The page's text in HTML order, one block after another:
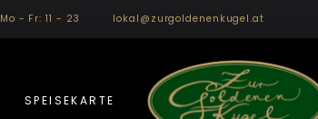
Mo - Fr: 11 - 23 lokal@zurgoldenenkugel.at
SPEISEKARTE